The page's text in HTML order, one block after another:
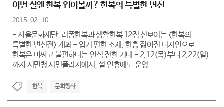
이번 설엔 한복 입어볼까? 한복의 특별한 변신
2015-02-10
- 서울문화재단, 리폼한복과 생활한복 12점 선보이는 <한복의
특별한 변신전> 개최 - 입기 편한 소재, 한층 젊어진 디자인으로
한복은 비싸고 불편하다는 인식 전환 기대 - 2.12(목)부터 2.22(일)
까지 시민청 시민플라자에서, 설 연휴에도 운영
한복 문화행사